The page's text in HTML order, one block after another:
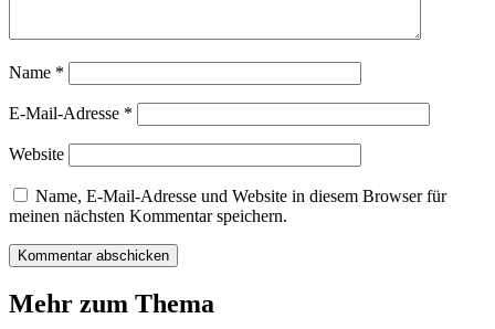
Name *
E-Mail-Adresse *
Website
Name, E-Mail-Adresse und Website in diesem Browser für
meinen nächsten Kommentar speichern.
Mehr zum Thema